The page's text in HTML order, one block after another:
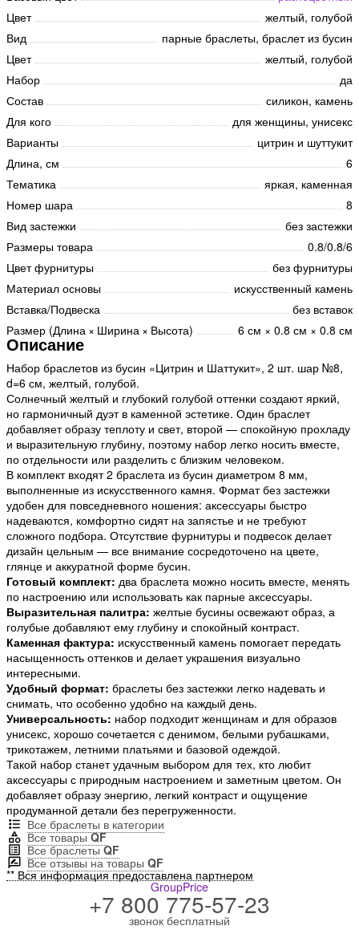
Цвет
желтый, голубой
Вид
парные браслеты, браслет из бусин
Цвет
желтый, голубой
Набор
да
Состав
силикон, камень
Для кого
для женщины, унисекс
Варианты
цитрин и шуттукит
Длина, см
6
Тематика
яркая, каменная
Номер шара
8
Вид застежки
без застежки
Размеры товара
0.8/0.8/6
Цвет фурнитуры
без фурнитуры
Материал основы
искусственный камень
Вставка/Подвеска
без вставок
Размер (Длина × Ширина × Высота)
6 см × 0.8 см × 0.8 см
Описание
Набор браслетов из бусин «Цитрин и Шаттукит», 2 шт. шар №8,
d=6 см, желтый, голубой.
Солнечный желтый и глубокий голубой оттенки создают яркий,
но гармоничный дуэт в каменной эстетике. Один браслет
добавляет образу теплоту и свет, второй — спокойную прохладу
и выразительную глубину, поэтому набор легко носить вместе,
по отдельности или разделить с близким человеком.
В комплект входят 2 браслета из бусин диаметром 8 мм,
выполненные из искусственного камня. Формат без застежки
удобен для повседневного ношения: аксессуары быстро
надеваются, комфортно сидят на запястье и не требуют
сложного подбора. Отсутствие фурнитуры и подвесок делает
дизайн цельным — все внимание сосредоточено на цвете,
глянце и аккуратной форме бусин.
Готовый комплект: два браслета можно носить вместе, менять
по настроению или использовать как парные аксессуары.
Выразительная палитра: желтые бусины освежают образ, а
голубые добавляют ему глубину и спокойный контраст.
Каменная фактура: искусственный камень помогает передать
насыщенность оттенков и делает украшения визуально
интересными.
Удобный формат: браслеты без застежки легко надевать и
снимать, что особенно удобно на каждый день.
Универсальность: набор подходит женщинам и для образов
унисекс, хорошо сочетается с денимом, белыми рубашками,
трикотажем, летними платьями и базовой одеждой.
Такой набор станет удачным выбором для тех, кто любит
аксессуары с природным настроением и заметным цветом. Он
добавляет образу энергию, легкий контраст и ощущение
продуманной детали без перегруженности.
Все браслеты в категории
Все товарыQF
Все браслетыQF
Все отзывы на товары QF
** Вся информация предоставлена партнером
GroupPrice
+7 800 775-57-23
звонок бесплатный